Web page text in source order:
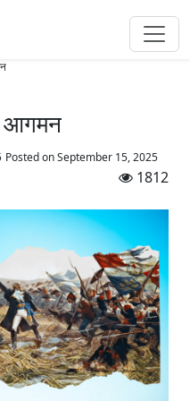
आगमन
Posted onSeptember 15, 2025
1812